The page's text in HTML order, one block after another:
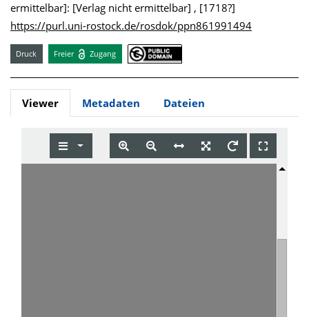
ermittelbar]: [Verlag nicht ermittelbar] , [1718?]
https://purl.uni-rostock.de/rosdok/ppn861991494
Druck Freier Zugang
Viewer Metadaten Dateien